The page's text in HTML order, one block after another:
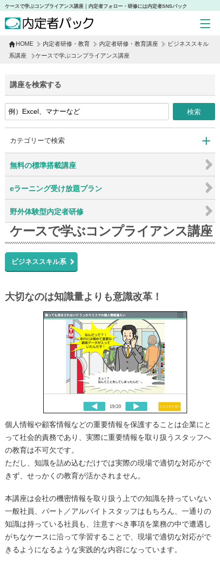
ケースで学ぶコンプライアンス講座｜内定者フォロー・研修には内定者SNSパック
HOME 内定者研修・教育 内定者研修・教育講座
ビジネススキル
系講座
ケースで学ぶコンプライアンス講座
ケースで学ぶコンプライアンス講座
ビジネススキル系
大切なのは知識量よりも意識改革！
個人情報や顧客情報などの重要情報を保護することは企業にと
って社会的責務であり、実際に重要情報を取り扱うスタッフへ
の教育は不可欠です。
ただし、知識を詰め込むだけでは実際の現場で適切な対応がで
きず、せっかくの教育が活かされません。
本講座は会社の機密情報を取り扱う上での知識を持っていない
一般社員、パート／アルバイトスタッフはもちろん、一通りの
知識は持っている社員も、注意すべき事項を業務の中で遭遇し
がちなケースに沿って学習することで、現場で適切な対応がで
きるようになるような実践的な内容になっています。
講座を検索する
カテゴリーで検索
10
0
6 5
無料の標準搭載講座
eラーニング受け放題プラン
野外体験型内定者研修